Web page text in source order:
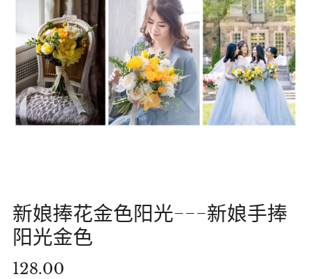
新娘捧花金色阳光---新娘手捧
阳光金色
正
128.00